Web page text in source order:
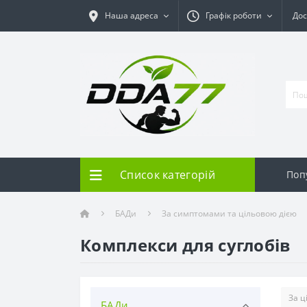
Наша адреса Графік роботи
Список категорій
БАДи За симптомами та цільовою дією
Комплекси для суглобів